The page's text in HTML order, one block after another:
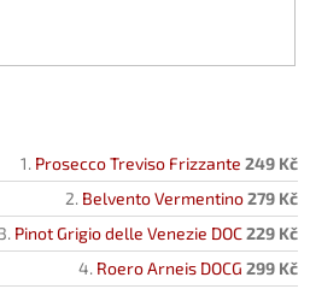
Prosecco Treviso Frizzante 249 Kč
Belvento Vermentino279 Kč
Pinot Grigio delle Venezie DOC229 Kč
Roero Arneis DOCG 299 Kč